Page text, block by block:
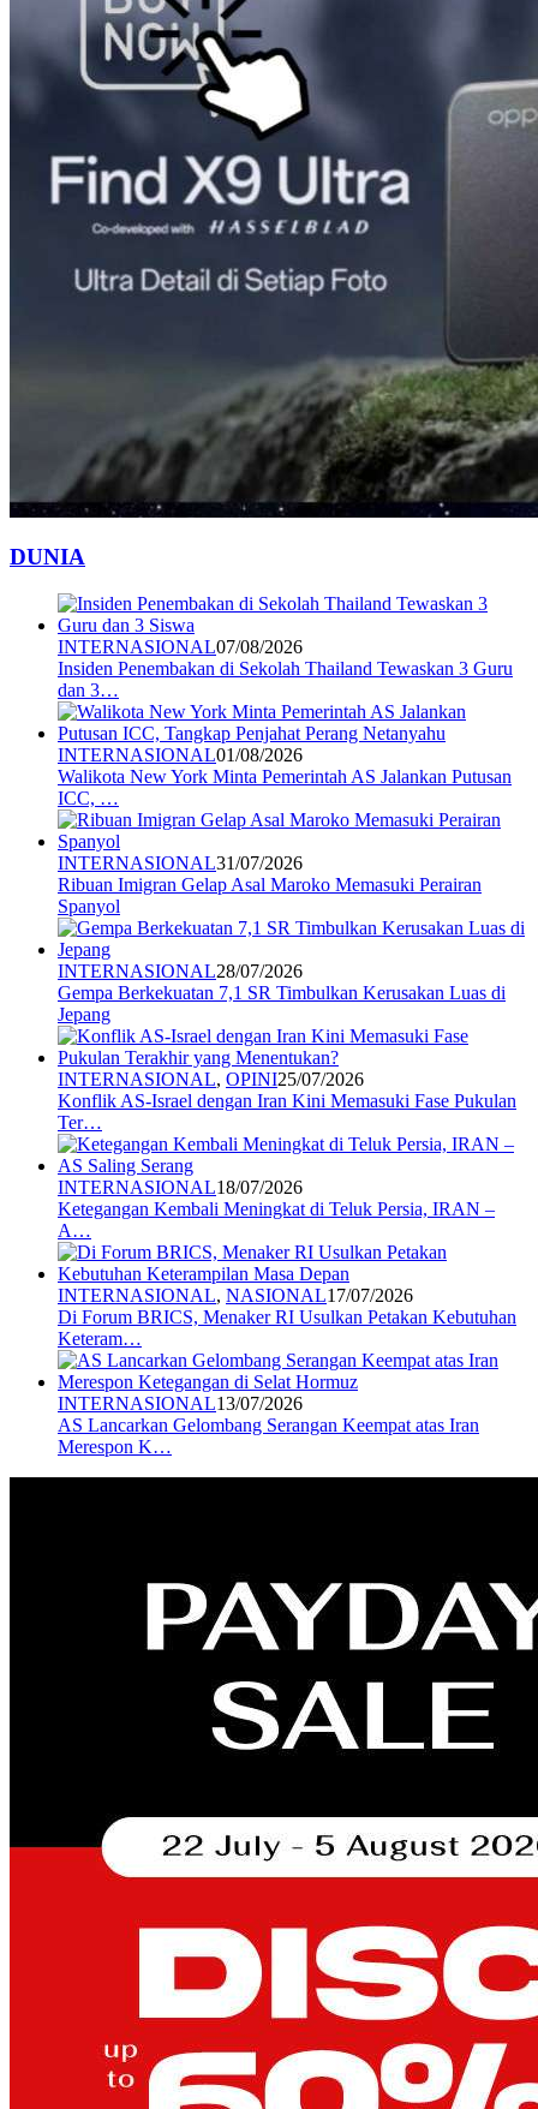
DUNIA
INTERNASIONAL07/08/2026
Insiden Penembakan di Sekolah Thailand Tewaskan 3 Guru
dan 3…
INTERNASIONAL01/08/2026
Walikota New York Minta Pemerintah AS Jalankan Putusan
ICC, …
INTERNASIONAL31/07/2026
Ribuan Imigran Gelap Asal Maroko Memasuki Perairan
Spanyol
INTERNASIONAL28/07/2026
Gempa Berkekuatan 7,1 SR Timbulkan Kerusakan Luas di
Jepang
INTERNASIONAL, OPINI25/07/2026
Konflik AS-Israel dengan Iran Kini Memasuki Fase Pukulan
Ter…
INTERNASIONAL18/07/2026
Ketegangan Kembali Meningkat di Teluk Persia, IRAN –
A…
INTERNASIONAL, NASIONAL17/07/2026
Di Forum BRICS, Menaker RI Usulkan Petakan Kebutuhan
Keteram…
INTERNASIONAL13/07/2026
AS Lancarkan Gelombang Serangan Keempat atas Iran
Merespon K…